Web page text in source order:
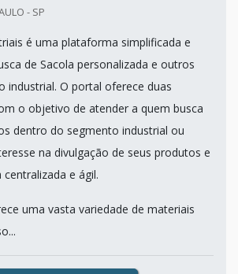
- SP
é uma plataforma simplificada e
de Sacola personalizada e outros
industrial. O portal oferece duas
o objetivo de atender a quem busca
dentro do segmento industrial ou
na divulgação de seus produtos e
e ágil.
uma vasta variedade de materiais